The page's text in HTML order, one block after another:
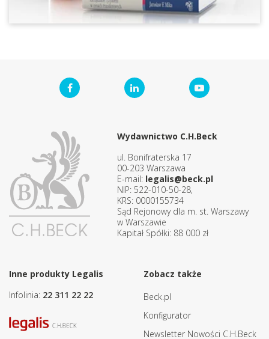
Wydawnictwo C.H.Beck
ul. Bonifraterska 17
00-203 Warszawa
E-mail: legalis@beck.pl
NIP: 522-010-50-28,
KRS: 0000155734
Sąd Rejonowy dla m. st. Warszawy
w Warszawie
Kapitał Spółki: 88 000 zł
Inne produkty Legalis
Infolinia: 22 311 22 22
Zobacz także
Beck.pl
Konfigurator
Newsletter Nowości C.H.Beck